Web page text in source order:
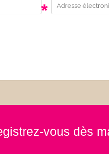
*
vous dès